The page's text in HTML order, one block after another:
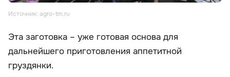
Источник: agro-tm.ru
Эта заготовка – уже готовая основа для
дальнейшего приготовления аппетитной
груздянки.